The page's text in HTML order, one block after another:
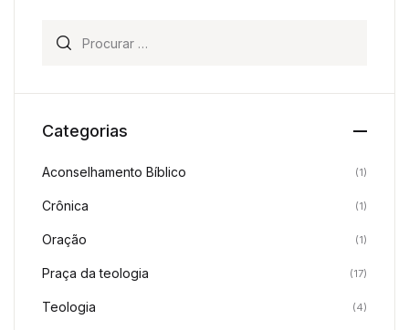
Categorias
Aconselhamento Bíblico (1)
Crônica (1)
Oração (1)
Praça da teologia (17)
Teologia (4)